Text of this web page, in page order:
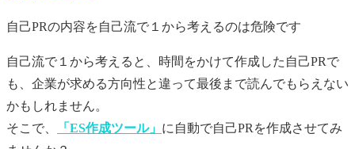
自己PRの内容を自己流で１から考えるのは危険です
自己流で１から考えると、時間をかけて作成した 自己PRで
も、企業が求める方向性と違って最後まで読んでもらえない
かもしれません。
そこで、
「ES作成ツール」 に自動で自己PR を作成させてみ